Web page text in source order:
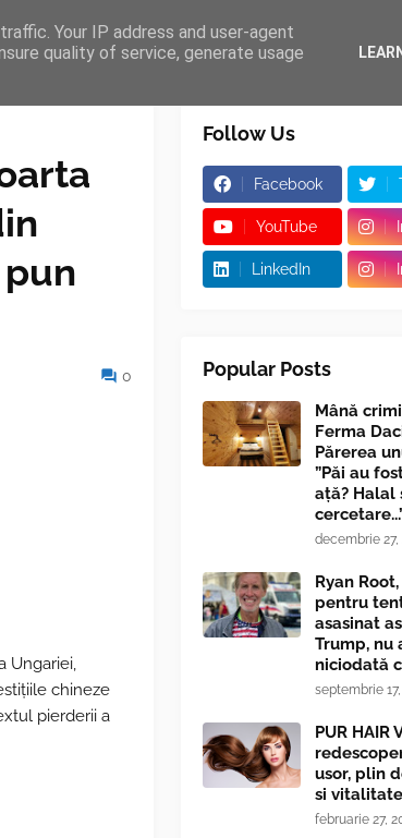
SHORTCODES
pun
0
Ungariei,
chineze
pierderii a
Follow Us
Facebook
YouTube
LinkedIn
Popular Posts
Mână
Ferma
Părerea
”Păi au
ață? Halal
decembrie 27,
Ryan
pentru
asasinat
Trump, nu
niciodată
septembrie
PUR HAIR
usor, plin
si vitalitate
februarie 27,
Your IP address and user-agent
quality of service, generate usage